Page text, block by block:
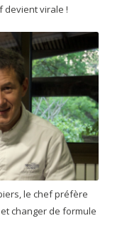
devient virale !
le chef préfère
changer de formule